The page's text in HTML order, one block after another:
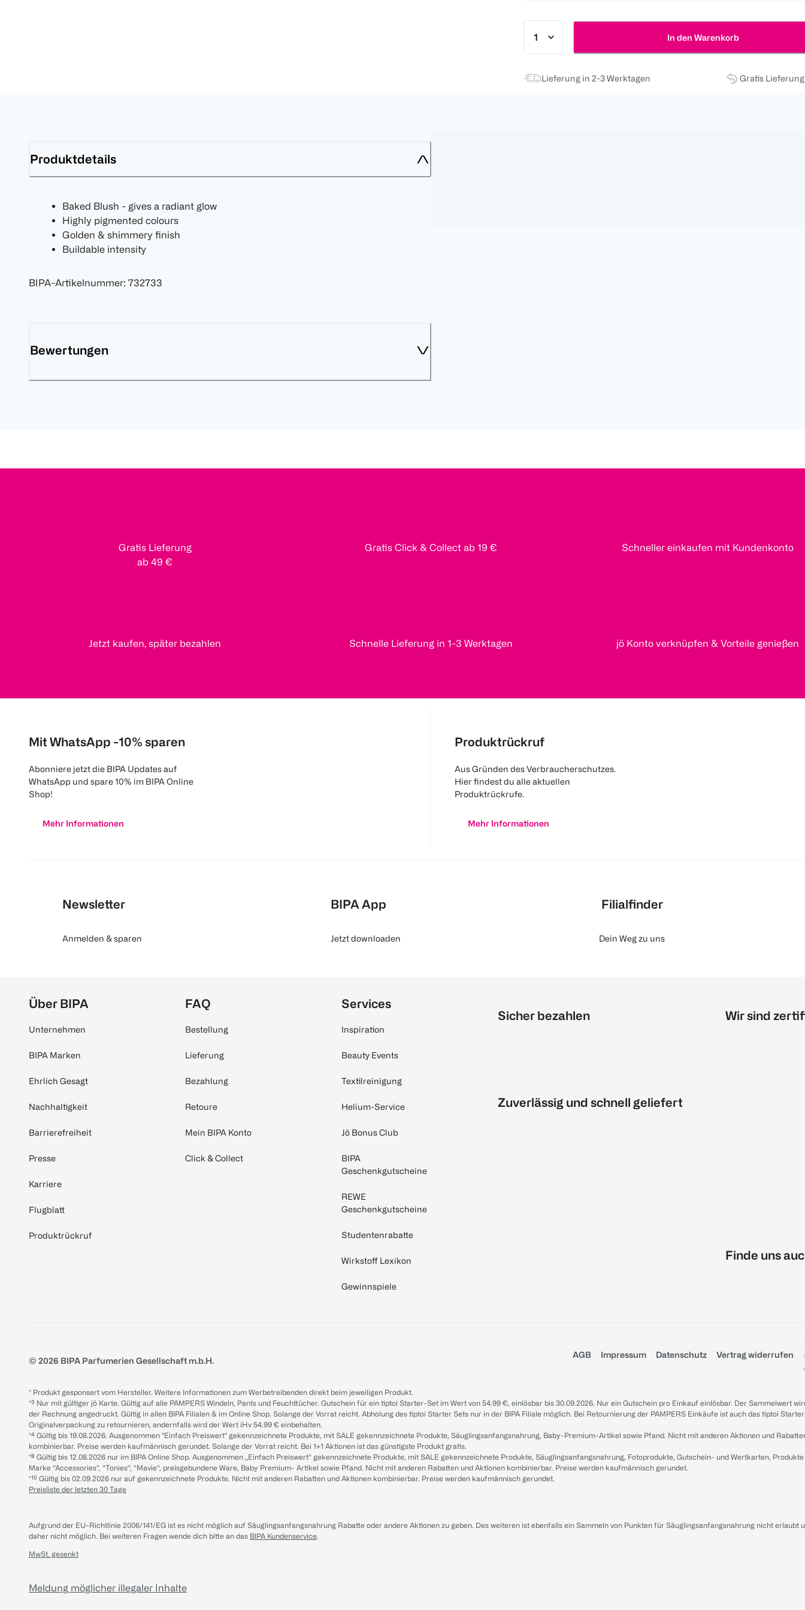
In den Warenkorb
Lieferung in 2-3 Werktagen Gratis
Produktdetails
Baked Blush - gives a radiant glow
Highly pigmented colours
Golden & shimmery finish
Buildable intensity
BIPA-Artikelnummer: 732733
Bewertungen
Gratis Lieferung
ab 49 €
Gratis Click & Collect ab 19 € Schneller einkaufen mit Kundenkonto
Jetzt kaufen, später bezahlen Schnelle Lieferung in 1-3 Werktagen jö Konto verknüpfen & Vorteile genießen
Mit WhatsApp -10% sparen
Abonniere jetzt die BIPA Updates auf
WhatsApp und spare 10% im BIPA Online
Shop!
Mehr Informationen
Produktrückruf
Aus Gründen des Verbraucherschutzes.
Hier findest du alle aktuellen
Produktrückrufe.
Mehr Informationen
Newsletter
Anmelden & sparen
BIPA App
Jetzt downloaden
Filialfinder
Dein Weg zu uns
Über BIPA
Unternehmen
BIPA Marken
Ehrlich Gesagt
Nachhaltigkeit
Barrierefreiheit
Presse
Karriere
Flugblatt
Produktrückruf
FAQ
Bestellung
Lieferung
Bezahlung
Retoure
Mein BIPA Konto
Click & Collect
Services
Inspiration
Beauty Events
Textilreinigung
Helium-Service
Jö Bonus Club
BIPA
Geschenkgutscheine
REWE
Geschenkgutscheine
Studentenrabatte
Wirkstoff Lexikon
Gewinnspiele
Sicher bezahlen
Zuverlässig und schnell geliefert
Wir sind
Finde uns
© 2026 BIPA Parfumerien Gesellschaft m.b.H.
AGB Impressum Datenschutz Vertrag widerrufen
* Produkt gesponsert vom Hersteller. Weitere Informationen zum Werbetreibenden direkt beim jeweiligen Produkt.
*³ Nur mit gültiger jö Karte. Gültig auf alle PAMPERS Windeln, Pants und Feuchttücher. Gutschein für ein tiptoi Starter-Set im Wert von 54.99 €, einlösbar bis 30.09.2026. Nur ein Gutschein pro Einkauf einlösbar. Der Sammelwert
der Rechnung angedruckt. Gültig in allen BIPA Filialen & im Online Shop. Solange der Vorrat reicht. Abholung des tiptoi Starter Sets nur in der BIPA Filiale möglich. Bei Retournierung der PAMPERS Einkäufe ist auch das tiptoi
Originalverpackung zu retournieren, andernfalls wird der Wert iHv 54.99 € einbehalten.
*⁴ Gültig bis 19.08.2026. Ausgenommen "Einfach Preiswert" gekennzeichnete Produkte, mit SALE gekennzeichnete Produkte, Säuglingsanfangsnahrung, Baby-Premium-Artikel sowie Pfand. Nicht mit anderen Aktionen und
kombinierbar. Preise werden kaufmännisch gerundet. Solange der Vorrat reicht. Bei 1+1 Aktionen ist das günstigste Produkt gratis.
*⁸ Gültig bis 12.08.2026 nur im BIPA Online Shop. Ausgenommen „Einfach Preiswert“ gekennzeichnete Produkte, mit SALE gekennzeichnete Produkte, Säuglingsanfangsnahrung, Fotoprodukte, Gutschein- und Wertkarten,
Marke “Accessories“, “Tonies“, “Mavie“, preisgebundene Ware, Baby Premium- Artikel sowie Pfand. Nicht mit anderen Rabatten und Aktionen kombinierbar. Preise werden kaufmännisch gerundet.
*¹⁰ Gültig bis 02.09.2026 nur auf gekennzeichnete Produkte. Nicht mit anderen Rabatten und Aktionen kombinierbar. Preise werden kaufmännisch gerundet.
Preisliste der letzten 30 Tage
Aufgrund der EU-Richtlinie 2006/141/EG ist es nicht möglich auf Säuglingsanfangsnahrung Rabatte oder andere Aktionen zu geben. Des weiteren ist ebenfalls ein Sammeln von Punkten für Säuglingsanfangsnahrung nicht erlaubt
daher nicht möglich. Bei weiteren Fragen wende dich bitte an das BIPA Kundenservice.
MwSt. gesenkt
Meldung möglicher illegaler Inhalte